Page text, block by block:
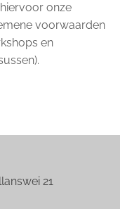
onze
voorwaarden
en
21